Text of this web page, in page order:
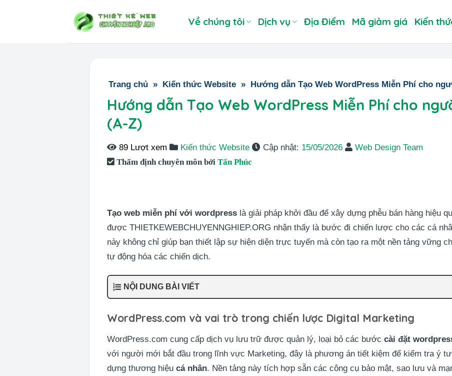
Về chúng tôi Dịch vụ Địa Điểm Mã giảm giá Kiến
Trang chủ » Kiến thức Website » Hướng dẫn Tạo Web WordPress Miễn Phí cho
Hướng dẫn Tạo Web WordPress Miễn Phí cho
(A-Z)
89 Lượt xem Kiến thức Website Cập nhật: 15/05/2026 Web Design Team
Thẩm định chuyên môn bởiTấn Phúc
Tạo web miễn phí với wordpress là giải pháp khởi đầu để xây dựng phễu bán hàng hiệu
được THIETKEWEBCHUYENNGHIEP.ORG nhận thấy là bước đi chiến lược cho các cá
này không chỉ giúp bạn thiết lập sự hiện diện trực tuyến mà còn tạo ra một nền tảng vững
tự động hóa các chiến dịch.
NỘI DUNG BÀI VIẾT
WordPress.com và vai trò trong chiến lược Digital Marketing
WordPress.com cung cấp dịch vụ lưu trữ được quản lý, loại bỏ các bướccài đặt
với người mới bắt đầu trong lĩnh vực Marketing, đây là phương án tiết kiệm để kiểm tra ý
dựng thương hiệucá nhân. Nền tảng này tích hợp sẵn các công cụ bảo mật, sao lưu và